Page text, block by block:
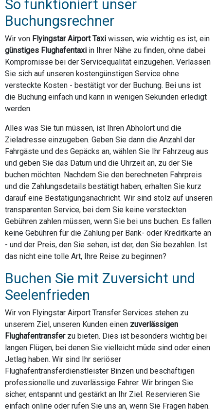
So funktioniert unser
Buchungsrechner
Wir von Flyingstar Airport Taxi wissen, wie wichtig es ist, ein
günstiges Flughafentaxi in Ihrer Nähe zu finden, ohne dabei
Kompromisse bei der Servicequalität einzugehen. Verlassen
Sie sich auf unseren kostengünstigen Service ohne
versteckte Kosten - bestätigt vor der Buchung. Bei uns ist
die Buchung einfach und kann in wenigen Sekunden erledigt
werden.
Alles was Sie tun müssen, ist Ihren Abholort und die
Zieladresse einzugeben. Geben Sie dann die Anzahl der
Fahrgäste und des Gepäcks an, wählen Sie Ihr Fahrzeug aus
und geben Sie das Datum und die Uhrzeit an, zu der Sie
buchen möchten. Nachdem Sie den berechneten Fahrpreis
und die Zahlungsdetails bestätigt haben, erhalten Sie kurz
darauf eine Bestätigungsnachricht. Wir sind stolz auf unseren
transparenten Service, bei dem Sie keine versteckten
Gebühren zahlen müssen, wenn Sie bei uns buchen. Es fallen
keine Gebühren für die Zahlung per Bank- oder Kreditkarte an
- und der Preis, den Sie sehen, ist der, den Sie bezahlen. Ist
das nicht eine tolle Art, Ihre Reise zu beginnen?
Buchen Sie mit Zuversicht und
Seelenfrieden
Wir von Flyingstar Airport Transfer Services stehen zu
unserem Ziel, unseren Kunden einen zuverlässigen
Flughafentransferzu bieten. Dies ist besonders wichtig bei
langen Flügen, bei denen Sie vielleicht müde sind oder einen
Jetlag haben. Wir sind Ihr seriöser
Flughafentransferdienstleister Binzen und beschäftigen
professionelle und zuverlässige Fahrer. Wir bringen Sie
sicher, entspannt und gestärkt an Ihr Ziel. Reservieren Sie
einfach online oder rufen Sie uns an, wenn Sie Fragen haben.